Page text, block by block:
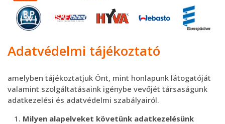
Adatvédelmi tájékoztató
amelyben tájékoztatjuk Önt, mint honlapunk látogatóját
valamint szolgáltatásaink igénybe vevőjét társaságunk
adatkezelési és adatvédelmi szabályairól.
Milyen alapelveket követünk adatkezelésünk